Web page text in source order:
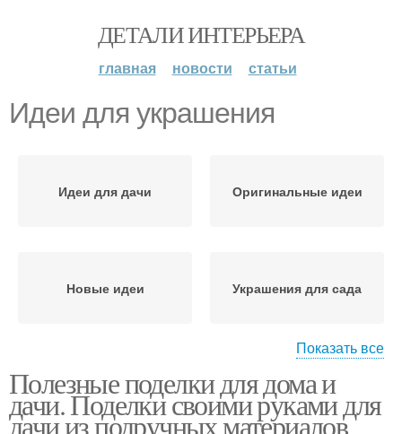
ДЕТАЛИ ИНТЕРЬЕРА
главная новости статьи
Идеи для украшения
Идеи для дачи Оригинальные идеи
Новые идеи Украшения для сада
Интересные идеи Красивые украшения
Показать все
Полезные поделки для дома и
дачи. Поделки своими руками для
дачи из подручных материалов